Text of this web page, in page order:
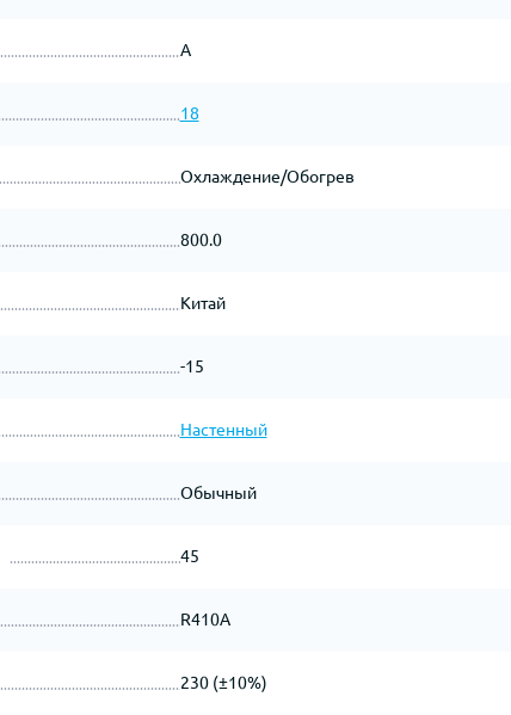
A
18
Охлаждение/Обогрев
800.0
Китай
-15
Настенный
Обычный
45
R410A
230 (±10%)